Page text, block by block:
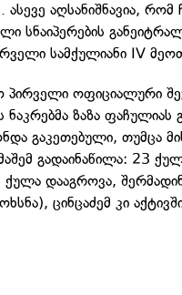
აღსანიშნავია, რომ
სნაიპერების
სამქულიანი IV
პირველი ოფიციალური
ზაზა ფაჩულიას
გაკეთებული, თუმცა
გადაინაწილა: 23
ქულა დააგროვა,
ცინცაძემ კი